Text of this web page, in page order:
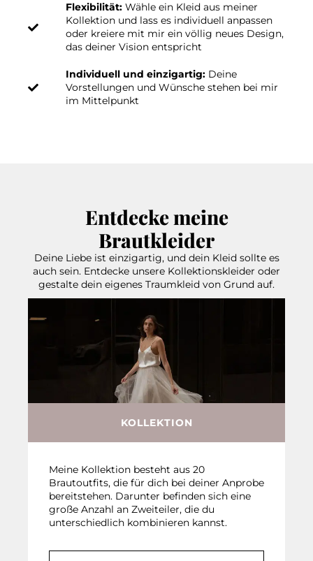
Flexibilität:Wähle ein Kleid aus meiner
Kollektion und lass es individuell anpassen
oder kreiere mit mir ein völlig neues Design,
das deiner Vision entspricht
Individuell und einzigartig:Deine
Vorstellungen und Wünsche stehen bei mir
im Mittelpunkt
Entdecke meine
Brautkleider
Deine Liebe ist einzigartig, und dein Kleid sollte es
auch sein. Entdecke unsere Kollektionskleider oder
gestalte dein eigenes Traumkleid von Grund auf.
KOLLEKTION
Meine Kollektion besteht aus 20
Brautoutfits, die für dich bei deiner Anprobe
bereitstehen. Darunter befinden sich eine
große Anzahl an Zweiteiler, die du
unterschiedlich kombinieren kannst.